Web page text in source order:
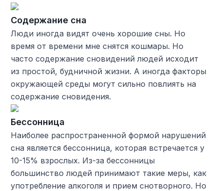
Содержание сна
Люди иногда видят очень хорошие сны. Но
время от времени мне снятся кошмары. Но
часто содержание сновидений людей исходит
из простой, будничной жизни. А иногда факторы
окружающей среды могут сильно повлиять на
содержание сновидения.
Бессонница
Наиболее распространенной формой нарушений
сна является бессонница, которая встречается у
10-15% взрослых. Из-за бессонницы
большинство людей принимают такие меры, как
употребление алкоголя и прием снотворного. Но